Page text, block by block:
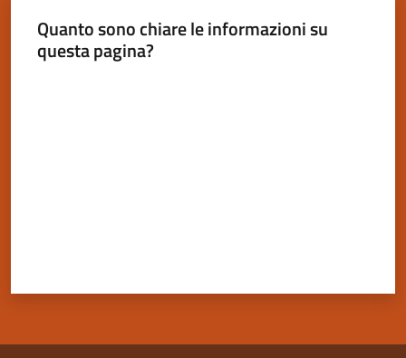
Servizi
Quanto sono chiare le informazioni su
questa pagina?